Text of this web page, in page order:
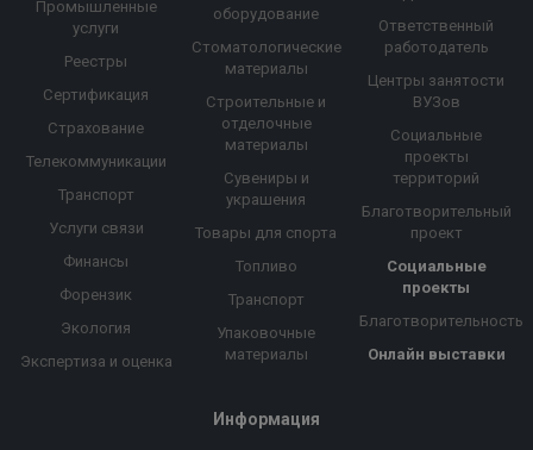
Промышленные
услуги
Реестры
Сертификация
Страхование
Телекоммуникации
Транспорт
Услуги связи
Финансы
Форензик
Экология
Экспертиза и оценка
оборудование
Стоматологические
материалы
Строительные и
отделочные
материалы
Сувениры и
украшения
Товары для спорта
Топливо
Транспорт
Упаковочные
материалы
Ответственный
работодатель
Центры занятости
ВУЗов
Социальные
проекты
территорий
Благотворительный
проект
Социальные
проекты
Благотворительность
Онлайн выставки
Информация